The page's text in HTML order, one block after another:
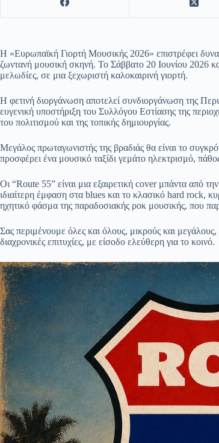
Η «Ευρωπαϊκή Γιορτή Μουσικής 2026» επιστρέφει
ζωντανή μουσική σκηνή. Το Σάββατο 20 Ιουνίου 2026
μελωδίες, σε μια ξεχωριστή καλοκαιρινή γιορτή.
Η φετινή διοργάνωση αποτελεί συνδιοργάνωση της
ευγενική υποστήριξη του Συλλόγου Εστίασης της
του πολιτισμού και της τοπικής δημιουργίας.
Μεγάλος πρωταγωνιστής της βραδιάς θα είναι το
προσφέρει ένα μουσικό ταξίδι γεμάτο ηλεκτρισμό,
Οι “Route 55” είναι μια εξαιρετική cover μπάντα από
ιδιαίτερη έμφαση στα blues και το κλασικό hard rock,
ηχητικό φάσμα της παραδοσιακής ροκ μουσικής, που
Σας περιμένουμε όλες και όλους, μικρούς και
διαχρονικές επιτυχίες, με είσοδο ελεύθερη για το κοινό.